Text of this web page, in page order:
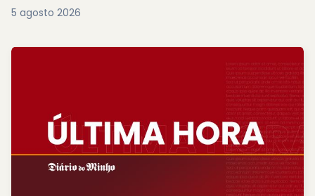
5 agosto 2026